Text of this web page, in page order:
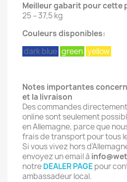
Meilleur gabarit pour cette
25 – 37,5 kg
Couleurs disponibles:
dark blue green yellow
Notes importantes
et la livraison
Des commandes
online sont seulement
en Allemagne, parce que
frais de transport pour tous
Si vous vivez hors
envoyez un email à
notreDEALER PAGEpour
ambassadeur local.